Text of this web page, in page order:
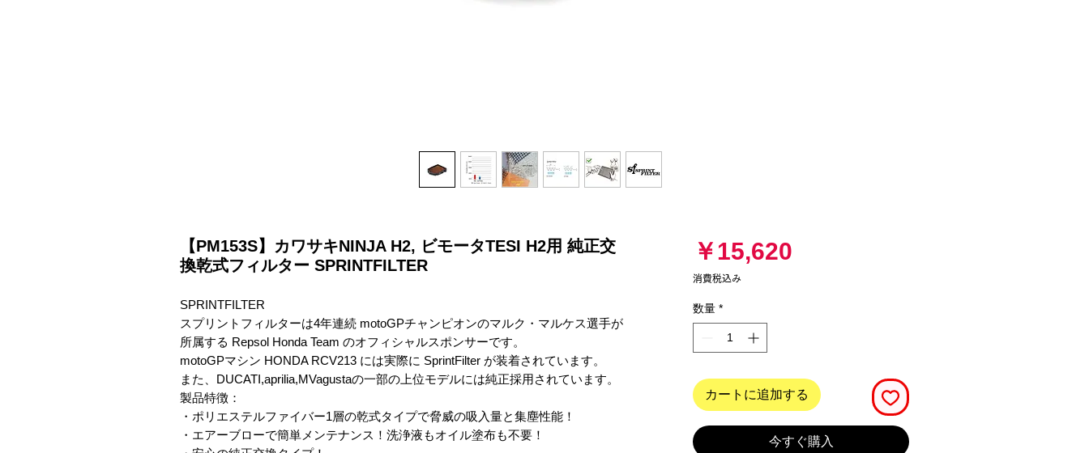
【PM153S】カワサキNINJA H2, ビモータTESI H2用 純正交
換乾式フィルター SPRINTFILTER
SPRINTFILTER
スプリントフィルターは4年連続 motoGPチャンピオンのマルク・マルケス選手が
所属する Repsol Honda Team のオフィシャルスポンサーです。
motoGPマシン HONDA RCV213 には実際に SprintFilter が装着されています。
また、DUCATI,aprilia,MVagustaの一部の上位モデルには純正採用されています。
製品特徴：
・ポリエステルファイバー1層の乾式タイプで脅威の吸入量と集塵性能！
・エアーブローで簡単メンテナンス！洗浄液もオイル塗布も不要！
￥15,620
消費税込み
数量 *
カートに追加する
今すぐ購入